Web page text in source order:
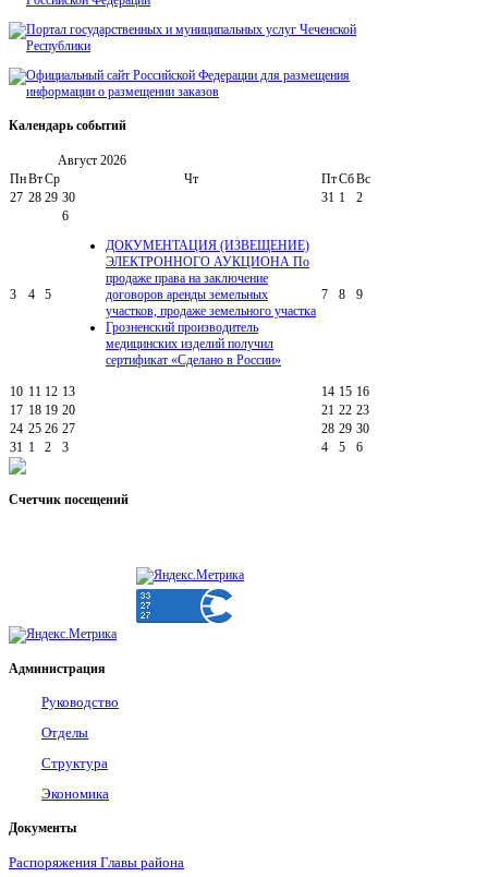
Календарь событий
Август 2026
ПнВтСр Чт ПтСбВс
27 28 29 30 31 1 2
3 4 5
6
ДОКУМЕНТАЦИЯ (ИЗВЕЩЕНИЕ)
ЭЛЕКТРОННОГО АУКЦИОНА По
продаже права на заключение
договоров аренды земельных
участков, продаже земельного участка
Грозненский производитель
медицинских изделий получил
сертификат «Сделано в России»
7 8 9
10 11 12 13 14 15 16
17 18 19 20 21 22 23
24 25 26 27 28 29 30
31 1 2 3 4 5 6
Счетчик посещений
Администрация
Руководство
Отделы
Структура
Экономика
Документы
Распоряжения Главы района